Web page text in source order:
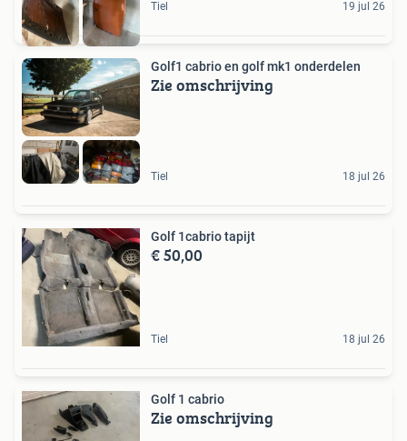
Tiel 19 jul 26
Golf1 cabrio en golf mk1 onderdelen
Zie omschrijving
Tiel 18 jul 26
Golf 1cabrio tapijt
€ 50,00
Tiel 18 jul 26
Golf 1 cabrio
Zie omschrijving